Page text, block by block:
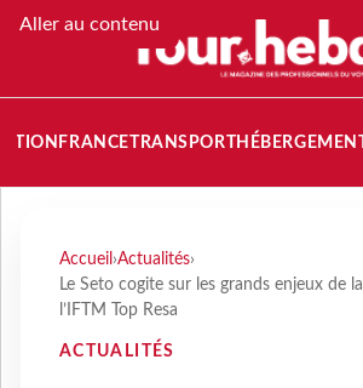
Aller au contenu
FRANCETRANSPORT
Accueil ›Actualités›
Le Seto cogite sur les grands enjeux de
l’IFTM Top Resa
ACTUALITÉS